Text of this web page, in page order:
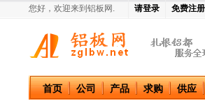
您好，欢迎来到铝板网. 请登录 免费注册
中国铝板网
首页 公司 产品 求购 供应